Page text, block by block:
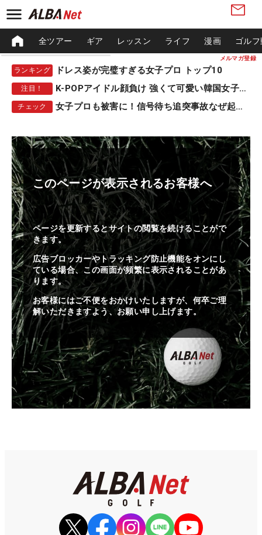
メルマガ登録
全ツアー ギア レッスン ライフ 漫画 ゴル
ランキング ドレス姿が完璧すぎる女子プロ トップ10
注目！ K-POPアイドル顔負け 強くて可愛い韓国女子プロ
チェック 女子プロも被害に！信号待ち追突事故なぜ起きる？
このページが表示されるお客様へ
ページを更新するとサイトの閲覧を続けることがで
きます。
広告ブロッカーやトラッキング防止機能をオンにし
ている場合、この画面が頻繁に表示されることがあ
ります。
お客様にはご不便をおかけいたしますが、何卒ご理
解いただきますよう、お願い申し上げます。